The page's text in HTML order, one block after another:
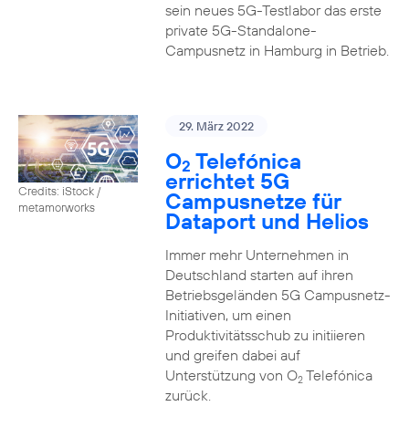
sein neues 5G-Testlabor das erste
private 5G-Standalone-
Campusnetz in Hamburg in Betrieb.
Credits: iStock /
metamorworks
29. März 2022
O2 Telefónica
errichtet 5G
Campusnetze für
Dataport und Helios
Immer mehr Unternehmen in
Deutschland starten auf ihren
Betriebsgeländen 5G Campusnetz-
Initiativen, um einen
Produktivitätsschub zu initiieren
und greifen dabei auf
Unterstützung von O2Telefónica
zurück.